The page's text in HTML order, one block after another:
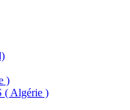
)
( Algérie )